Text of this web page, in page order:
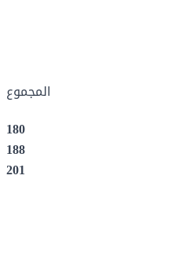
المجموع
180
188
201